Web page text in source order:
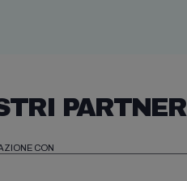
PARTNER
CON